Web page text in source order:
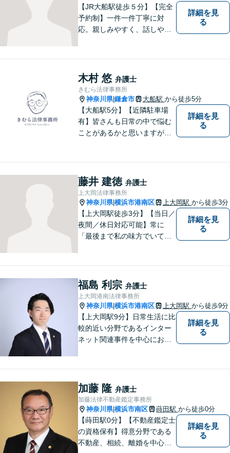
【JR大船駅徒歩５分】【完全
予約制】一件一件丁寧に対
応。親しみやすく、話しやす
お問い合わせください。
詳細を見
る
木村 悠 弁護士
きむら法律事務所
神奈川県|鎌倉市 大船駅 から徒歩5分
【大船駅5分】【近隣駐車場
有】皆さんも日常の中で悩む
ことがあるかと思いますが、
方々により良い法律サービス
を届けていきたいと思いま
す。 ぜひご相談ください。
詳細を見
る
藤井 建徳 弁護士
上大岡法律事務所
神奈川県|横浜市港南区 上大岡駅 から徒歩3分
【上大岡駅徒歩3分】【当日／
夜間／休日対応可能】常に
「最後まで私の味方でいてく
の法律事務所として皆様のお
力になれればと考えておりま
す。
詳細を見
る
福島 利宗 弁護士
上大岡港南法律事務所
神奈川県|横浜市港南区 上大岡駅 から徒歩9分
【上大岡駅9分】日常生活に比
較的近い分野であるインター
ネット関連事件を中心にお取
ルにて掲載情報のURL等をお
送りください。見込み、費用
等をご案内させていただきま
す。
詳細を見
る
加藤 隆 弁護士
加藤法律不動産鑑定事務所
神奈川県|横浜市南区 蒔田駅 から徒歩0分
【蒔田駅0分】【不動産鑑定士
の資格保有】得意分野である
不動産、相続、離婚を中心に
詳細を見
る